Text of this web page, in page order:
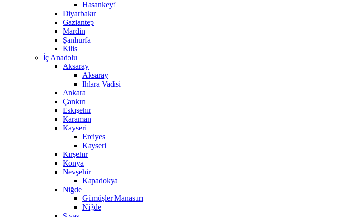
Hasankeyf
Diyarbakır
Gaziantep
Mardin
Şanlıurfa
Kilis
İç Anadolu
Aksaray
Aksaray
Ihlara Vadisi
Ankara
Çankırı
Eskişehir
Karaman
Kayseri
Erciyes
Kayseri
Kırşehir
Konya
Nevşehir
Kapadokya
Niğde
Gümüşler Manastırı
Niğde